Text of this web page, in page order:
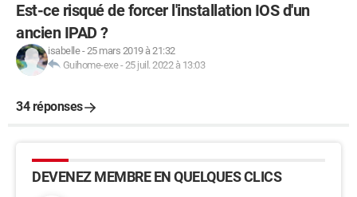
Est-ce risqué de forcer l'installation IOS d'un
ancien IPAD ?
isabelle-25 mars 2019 à 21:32
Guihome-exe-25 juil. 2022 à 13:03
34 réponses
DEVENEZ MEMBRE EN QUELQUES CLICS